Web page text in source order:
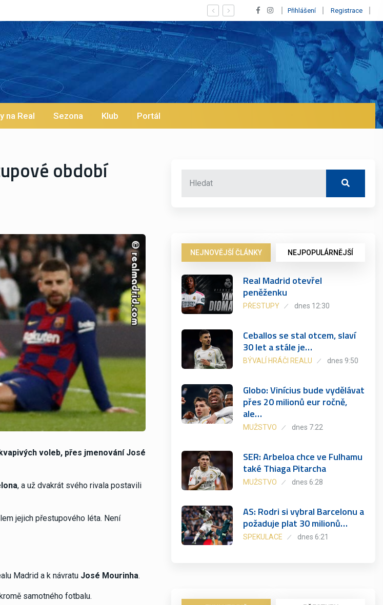
Vypískaný Vinícius! Blíží se jeho odchod z Realu a pustí se klub na trh už v lednu? |
Přihlášení Registrace
na Real Sezona Klub Portál
období
voleb, přes jmenování José
, a už dvakrát svého rivala postavili
jejich přestupového léta. Není
Madrid a k návratu José Mourinha.
samotného fotbalu.
NEJNOVĚJŠÍ ČLÁNKY NEJPOPULÁRNĚJŠÍ
Real Madrid otevřel
peněženku
PŘESTUPY dnes 12:30
Ceballos se stal otcem, slaví
30 let a stále je…
BÝVALÍ HRÁČI REALU dnes 9:50
Globo: Vinícius bude vydělávat
přes 20 milionů eur ročně,
ale…
MUŽSTVO dnes 7:22
SER: Arbeloa chce ve Fulhamu
také Thiaga Pitarcha
MUŽSTVO dnes 6:28
AS: Rodri si vybral Barcelonu a
požaduje plat 30 milionů…
SPEKULACE dnes 6:21